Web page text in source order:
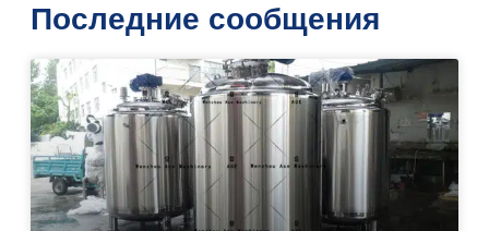
Последние сообщения